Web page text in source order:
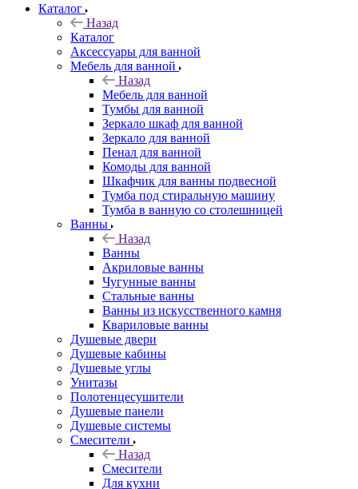
Каталог
Назад
Каталог
Аксессуары для ванной
Мебель для ванной
Назад
Мебель для ванной
Тумбы для ванной
Зеркало шкаф для ванной
Зеркало для ванной
Пенал для ванной
Комоды для ванной
Шкафчик для ванны подвесной
Тумба под стиральную машину
Тумба в ванную со столешницей
Ванны
Назад
Ванны
Акриловые ванны
Чугунные ванны
Стальные ванны
Ванны из искусственного камня
Квариловые ванны
Душевые двери
Душевые кабины
Душевые углы
Унитазы
Полотенцесушители
Душевые панели
Душевые системы
Смесители
Назад
Смесители
Для кухни